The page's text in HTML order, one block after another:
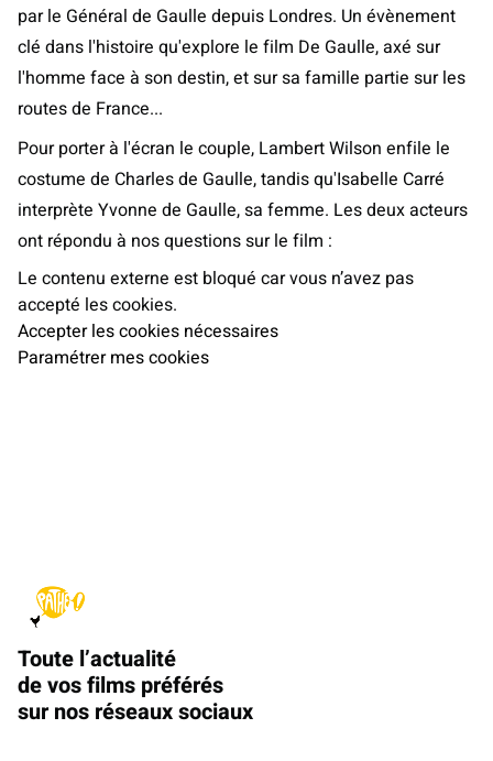
par le Général de Gaulle depuis Londres. Un évènement
clé dans l'histoire qu'explore le film De Gaulle, axé sur
l'homme face à son destin, et sur sa famille partie sur les
routes de France...
Pour porter à l'écran le couple, Lambert Wilson enfile le
costume de Charles de Gaulle, tandis qu'Isabelle Carré
interprète Yvonne de Gaulle, sa femme. Les deux acteurs
ont répondu à nos questions sur le film :
Le contenu externe est bloqué car vous n’avez pas
accepté les cookies.
Accepter les cookies nécessaires
Paramétrer mes cookies
Toute l’actualité
de vos films préférés
sur nos réseaux sociaux